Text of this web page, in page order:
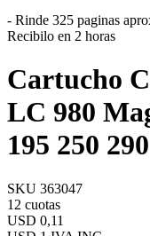
- Rinde 325 paginas
Recibilo en 2 horas
Cartucho
LC 980
195 250 290
SKU 363047
12 cuotas
USD 0,11